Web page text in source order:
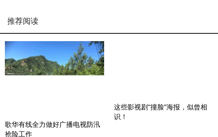
推荐阅读
歌华有线全力做好广播电视防汛
抢险工作
这些影视剧“撞脸”海报，似曾相
识！